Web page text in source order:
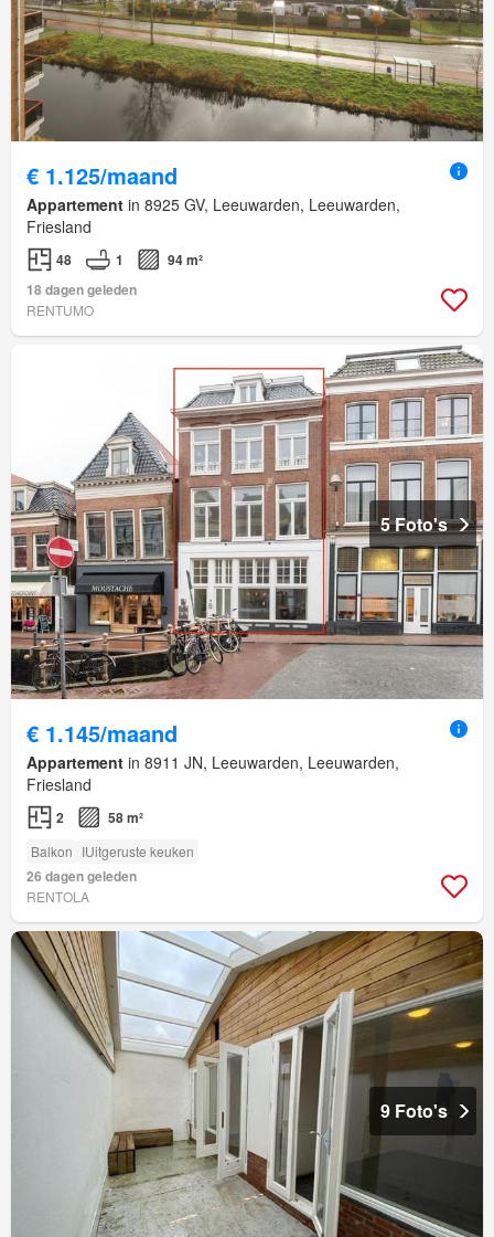
€ 1.125/maand
Appartement in 8925 GV, Leeuwarden, Leeuwarden,
Friesland
48 1
94 m²
18 dagen geleden
RENTUMO
5 Foto's
€ 1.145/maand
Appartement in 8911 JN, Leeuwarden, Leeuwarden,
Friesland
2 58 m²
Balkon IUitgeruste keuken
26 dagen geleden
RENTOLA
9 Foto's